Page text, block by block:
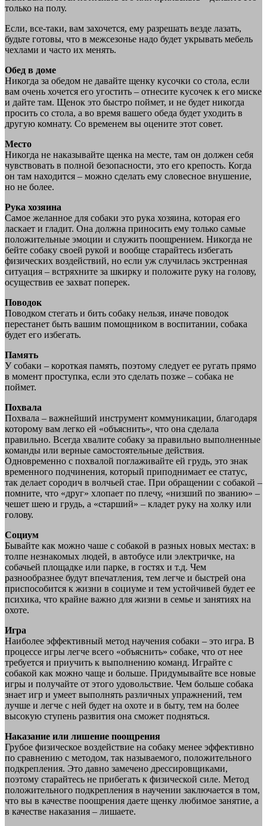
только на полу.
Если, все-таки, вам захочется, ему разрешать везде лазать,
будьте готовы, что в межсезонье надо будет укрывать мебель
чехлами и часто их менять.
Обед в доме
Никогда за обедом не давайте щенку кусочки со стола, если
вам очень хочется его угостить – отнесите кусочек к его миске
и дайте там. Щенок это быстро поймет, и не будет никогда
просить со стола, а во время вашего обеда будет уходить в
другую комнату. Со временем вы оцените этот совет.
Место
Никогда не наказывайте щенка на месте, там он должен себя
чувствовать в полной безопасности, это его крепость. Когда
он там находится – можно сделать ему словесное внушение,
но не более.
Рука хозяина
Самое желанное для собаки это рука хозяина, которая его
ласкает и гладит. Она должна приносить ему только самые
положительные эмоции и служить поощрением. Никогда не
бейте собаку своей рукой и вообще старайтесь избегать
физических воздействий, но если уж случилась экстренная
ситуация – встряхните за шкирку и положите руку на голову,
осуществив ее захват поперек.
Поводок
Поводком стегать и бить собаку нельзя, иначе поводок
перестанет быть вашим помощником в воспитании, собака
будет его избегать.
Память
У собаки – короткая память, поэтому следует ее ругать прямо
в момент проступка, если это сделать позже – собака не
поймет.
Похвала
Похвала – важнейший инструмент коммуникации, благодаря
которому вам легко ей «объяснить», что она сделала
правильно. Всегда хвалите собаку за правильно выполненные
команды или верные самостоятельные действия.
Одновременно с похвалой поглаживайте ей грудь, это знак
временного подчинения, который приподнимает ее статус,
так делает сородич в волчьей стае. При обращении с собакой –
помните, что «друг» хлопает по плечу, «низший по званию» –
чешет шею и грудь, а «старший» – кладет руку на холку или
голову.
Социум
Бывайте как можно чаше с собакой в разных новых местах: в
толпе незнакомых людей, в автобусе или электричке, на
собачьей площадке или парке, в гостях и т.д. Чем
разнообразнее будут впечатления, тем легче и быстрей она
приспособится к жизни в социуме и тем устойчивей будет ее
психика, что крайне важно для жизни в семье и занятиях на
охоте.
Игра
Наиболее эффективный метод научения собаки – это игра. В
процессе игры легче всего «объяснить» собаке, что от нее
требуется и приучить к выполнению команд. Играйте с
собакой как можно чаще и больше. Придумывайте все новые
игры и получайте от этого удовольствие. Чем больше собака
знает игр и умеет выполнять различных упражнений, тем
лучше и легче с ней будет на охоте и в быту, тем на более
высокую ступень развития она сможет подняться.
Наказание или лишение поощрения
Грубое физическое воздействие на собаку менее эффективно
по сравнению с методом, так называемого, положительного
подкрепления. Это давно замечено дрессировщиками,
поэтому старайтесь не прибегать к физической силе. Метод
положительного подкрепления в научении заключается в том,
что вы в качестве поощрения даете щенку любимое занятие, а
в качестве наказания – лишаете.